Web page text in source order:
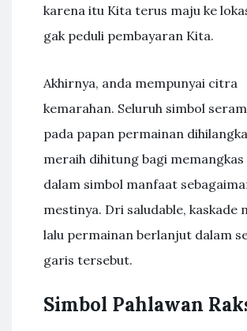
karena itu Kita terus maju ke
gak peduli pembayaran Kita.
Akhirnya, anda mempunyai citra
kemarahan. Seluruh simbol
pada papan permainan
meraih dihitung bagi
dalam simbol manfaat
mestinya. Dri saludable, kaskade
lalu permainan berlanjut dalam
garis tersebut.
Simbol Pahlawan